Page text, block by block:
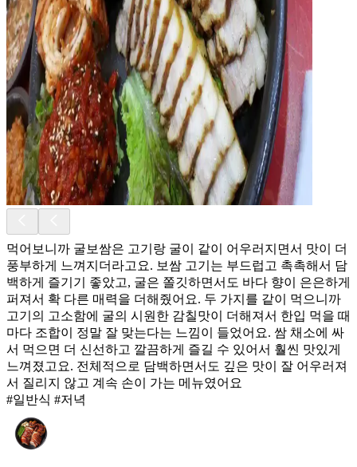
먹어보니까 굴보쌈은 고기랑 굴이 같이 어우러지면서 맛이 더
풍부하게 느껴지더라고요. 보쌈 고기는 부드럽고 촉촉해서 담
백하게 즐기기 좋았고, 굴은 쫄깃하면서도 바다 향이 은은하게
퍼져서 확 다른 매력을 더해줬어요. 두 가지를 같이 먹으니까
고기의 고소함에 굴의 시원한 감칠맛이 더해져서 한입 먹을 때
마다 조합이 정말 잘 맞는다는 느낌이 들었어요. 쌈 채소에 싸
서 먹으면 더 신선하고 깔끔하게 즐길 수 있어서 훨씬 맛있게
느껴졌고요. 전체적으로 담백하면서도 깊은 맛이 잘 어우러져
서 질리지 않고 계속 손이 가는 메뉴였어요
#일반식 #저녁